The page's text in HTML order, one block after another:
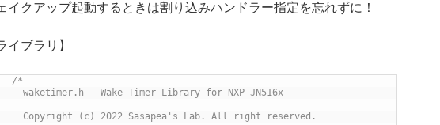
イクアップ起動するときは割り込みハンドラー指定を忘れずに！
イブラリ】
/*
waketimer.h - Wake Timer Library for NXP-JN516x
Copyright (c) 2022 Sasapea's Lab. All right reserved.